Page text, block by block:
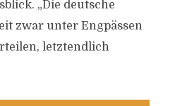
„Die deutsche
zwar unter Engpässen
letztendlich